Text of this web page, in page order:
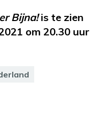
Bijna!is te zien
om 20.30 uur